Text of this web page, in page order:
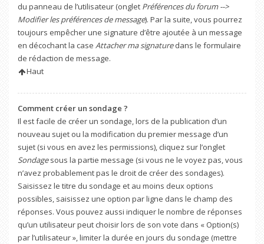
du panneau de l’utilisateur (onglet Préférences du forum -->
Modifier les préférences de message). Par la suite, vous pourrez
toujours empêcher une signature d’être ajoutée à un message
en décochant la case Attacher ma signaturedans le formulaire
de rédaction de message.
Haut
Comment créer un sondage ?
Il est facile de créer un sondage, lors de la publication d’un
nouveau sujet ou la modification du premier message d’un
sujet (si vous en avez les permissions), cliquez sur l’onglet
Sondagesous la partie message (si vous ne le voyez pas, vous
n’avez probablement pas le droit de créer des sondages).
Saisissez le titre du sondage et au moins deux options
possibles, saisissez une option par ligne dans le champ des
réponses. Vous pouvez aussi indiquer le nombre de réponses
qu’un utilisateur peut choisir lors de son vote dans « Option(s)
par l’utilisateur », limiter la durée en jours du sondage (mettre